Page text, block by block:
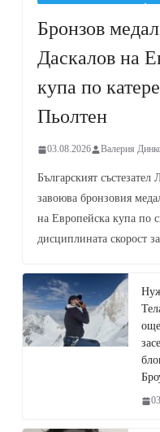
Бронзов
Даскалов на
купа по
Пьолтен
03.08.2026 Валерия
Българският състезател
завоюва бронзовия
на Европейска купа по
дисциплината скорост за